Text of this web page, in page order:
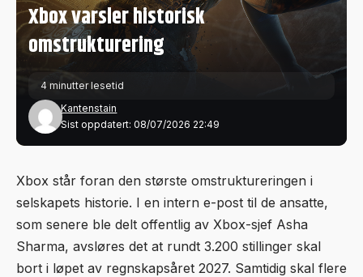
Xbox varsler historisk
omstrukturering
Sist oppdatert: 08/07/2026 22:49
Kantenstain
4 minutter lesetid
Xbox står foran den største omstruktureringen i
selskapets historie. I en intern e-post til de ansatte,
som senere ble delt offentlig av Xbox-sjef Asha
Sharma, avsløres det at rundt 3.200 stillinger skal
bort i løpet av regnskapsåret 2027. Samtidig skal flere